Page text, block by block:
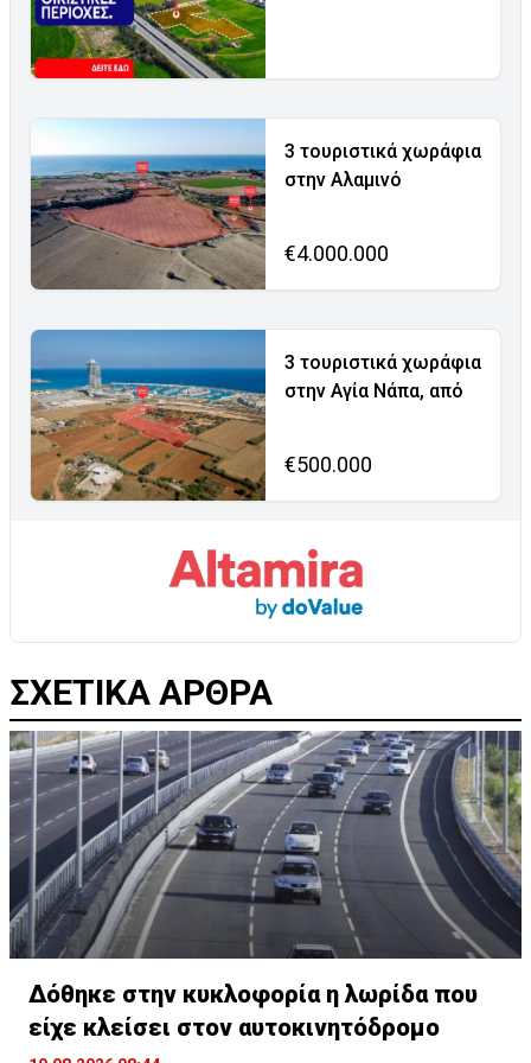
3 τουριστικά χωράφια
στην Αλαμινό
€4.000.000
3 τουριστικά χωράφια
στην Αγία Νάπα, από
€500.000
ΣΧΕΤΙΚΑ ΑΡΘΡΑ
Δόθηκε στην κυκλοφορία η λωρίδα που
είχε κλείσει στον αυτοκινητόδρομο